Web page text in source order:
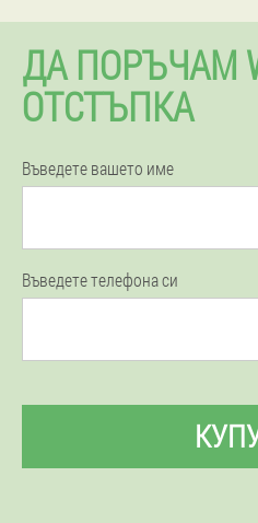
ДА ПОРЪЧАМ
ОТСТЪПКА
Въведете вашето име
Въведете телефона си